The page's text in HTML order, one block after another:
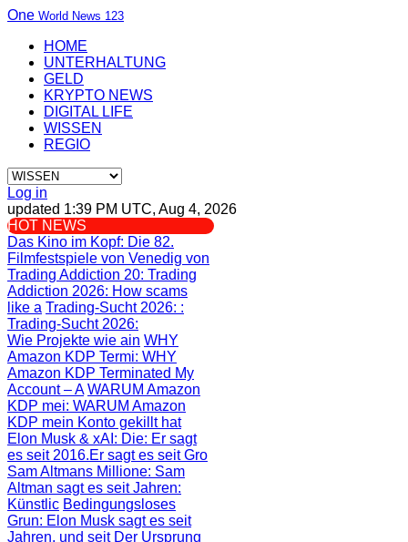
One World News 123
HOME
UNTERHALTUNG
GELD
KRYPTO NEWS
DIGITAL LIFE
WISSEN
REGIO
Log in
updated 1:39 PM UTC, Aug 4, 2026
HOT NEWS
Das Kino im Kopf: Die 82.
Filmfestspiele von Venedig von
Trading Addiction 20: Trading
Addiction 2026: How scams
like a Trading-Sucht 2026: :
Trading-Sucht 2026:
Wie Projekte wie ain WHY
Amazon KDP Termi: WHY
Amazon KDP Terminated My
Account – A WARUM Amazon
KDP mei: WARUM Amazon
KDP mein Konto gekillt hat
Elon Musk & xAI: Die: Er sagt
es seit 2016.Er sagt es seit Gro
Sam Altmans Millione: Sam
Altman sagt es seit Jahren:
Künstlic Bedingungsloses
Grun: Elon Musk sagt es seit
Jahren, und seit Der Ursprung